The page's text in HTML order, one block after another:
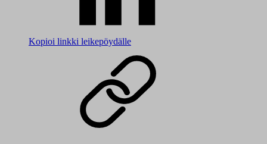
Kopioi linkki leikepöydälle